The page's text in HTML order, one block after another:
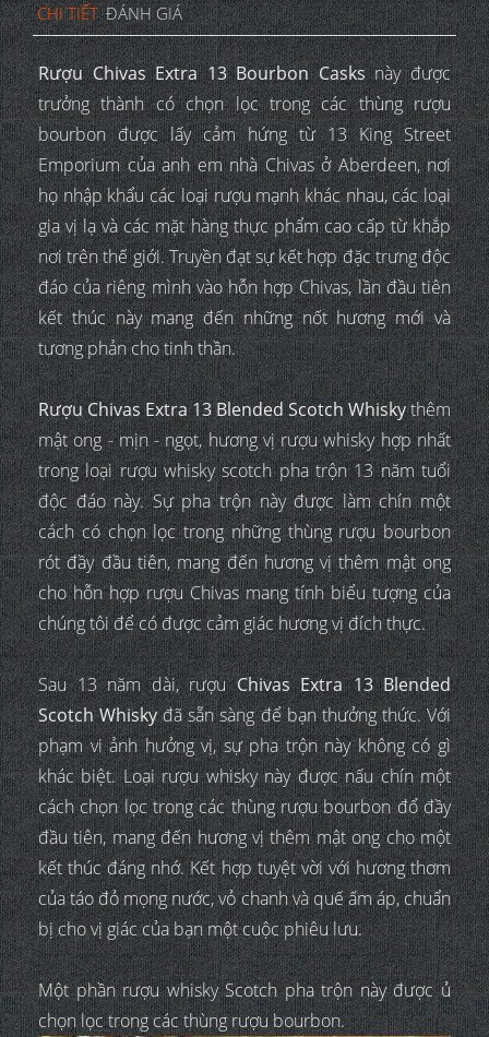
CHI TIẾT ĐÁNH GIÁ
Rượu Chivas Extra 13 Bourbon Casksnày được
trưởng thành có chọn lọc trong các thùng rượu
bourbon được lấy cảm hứng từ 13 King Street
Emporium của anh em nhà Chivas ở Aberdeen, nơi
họ nhập khẩu các loại rượu mạnh khác nhau, các loại
gia vị lạ và các mặt hàng thực phẩm cao cấp từ khắp
nơi trên thế giới. Truyền đạt sự kết hợp đặc trưng độc
đáo của riêng mình vào hỗn hợp Chivas, lần đầu tiên
kết thúc này mang đến những nốt hương mới và
tương phản cho tinh thần.
Rượu Chivas Extra 13 Blended Scotch Whiskythêm
mật ong - mịn - ngọt, hương vị rượu whisky hợp nhất
trong loại rượu whisky scotch pha trộn 13 năm tuổi
độc đáo này. Sự pha trộn này được làm chín một
cách có chọn lọc trong những thùng rượu bourbon
rót đầy đầu tiên, mang đến hương vị thêm mật ong
cho hỗn hợp rượu Chivas mang tính biểu tượng của
chúng tôi để có được cảm giác hương vị đích thực.
Sau 13 năm dài, rượuChivas Extra 13 Blended
Scotch Whiskyđã sẵn sàng để bạn thưởng thức. Với
phạm vi ảnh hưởng vị, sự pha trộn này không có gì
khác biệt. Loại rượu whisky này được nấu chín một
cách chọn lọc trong các thùng rượu bourbon đổ đầy
đầu tiên, mang đến hương vị thêm mật ong cho một
kết thúc đáng nhớ. Kết hợp tuyệt vời với hương thơm
của táo đỏ mọng nước, vỏ chanh và quế ấm áp, chuẩn
bị cho vị giác của bạn một cuộc phiêu lưu.
Một phần rượu whisky Scotch pha trộn này được ủ
chọn lọc trong các thùng rượu bourbon.